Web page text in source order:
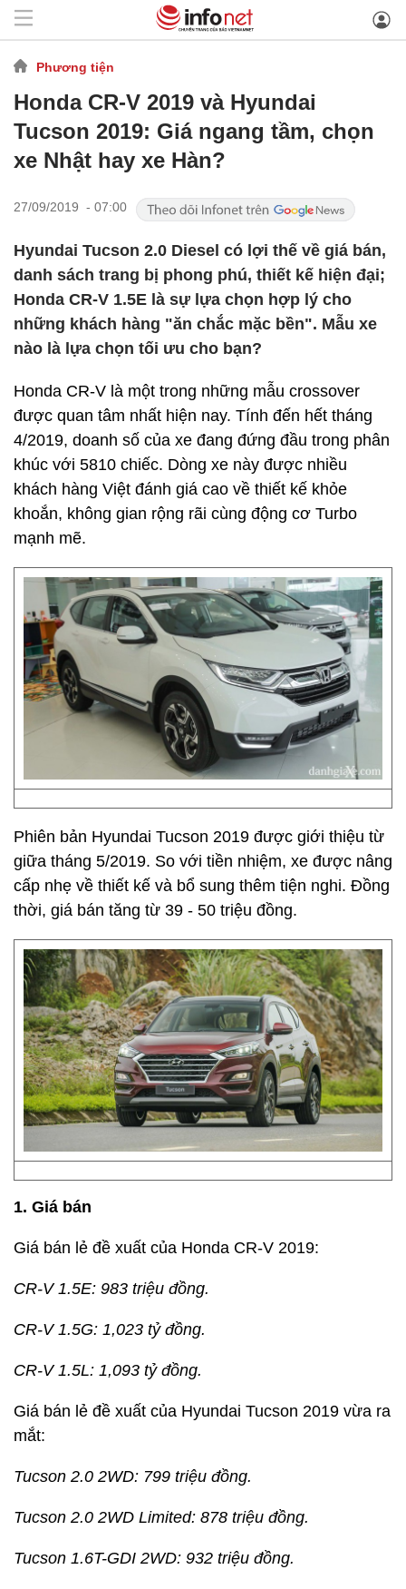
Phương tiện
Honda CR-V 2019 và Hyundai
Tucson 2019: Giá ngang tầm, chọn
xe Nhật hay xe Hàn?
27/09/2019 - 07:00
Hyundai Tucson 2.0 Diesel có lợi thế về giá bán,
danh sách trang bị phong phú, thiết kế hiện đại;
Honda CR-V 1.5E là sự lựa chọn hợp lý cho
những khách hàng "ăn chắc mặc bền". Mẫu xe
nào là lựa chọn tối ưu cho bạn?
Honda CR-V là một trong những mẫu crossover
được quan tâm nhất hiện nay. Tính đến hết tháng
4/2019, doanh số của xe đang đứng đầu trong phân
khúc với 5810 chiếc. Dòng xe này được nhiều
khách hàng Việt đánh giá cao về thiết kế khỏe
khoắn, không gian rộng rãi cùng động cơ Turbo
mạnh mẽ.
Phiên bản Hyundai Tucson 2019 được giới thiệu từ
giữa tháng 5/2019. So với tiền nhiệm, xe được nâng
cấp nhẹ về thiết kế và bổ sung thêm tiện nghi. Đồng
thời, giá bán tăng từ 39 - 50 triệu đồng.
1. Giá bán
Giá bán lẻ đề xuất của Honda CR-V 2019:
CR-V 1.5E: 983 triệu đồng.
CR-V 1.5G: 1,023 tỷ đồng.
CR-V 1.5L: 1,093 tỷ đồng.
Giá bán lẻ đề xuất của Hyundai Tucson 2019 vừa ra
mắt:
Tucson 2.0 2WD: 799 triệu đồng.
Tucson 2.0 2WD Limited: 878 triệu đồng.
Tucson 1.6T-GDI 2WD: 932 triệu đồng.